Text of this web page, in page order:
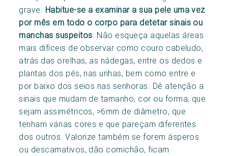
grave. Habitue-se a examinar a sua pele uma vez
por mês em todo o corpo para detetar sinais ou
manchas suspeitos . Não esqueça aquelas áreas
mais difíceis de observar como couro cabeludo,
atrás das orelhas, as nádegas, entre os dedos e
plantas dos pés, nas unhas, bem como entre e
por baixo dos seios nas senhoras. Dê atenção a
sinais que mudam de tamanho, cor ou forma, que
sejam assimétricos, >6mm de diâmetro, que
tenham várias cores e que pareçam diferentes
dos outros. Valorize também se forem ásperos
ou descamativos, dão comichão, ficam